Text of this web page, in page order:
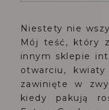
Niestety nie
Mój teść, który
innym sklepie
otwarciu, kwiaty
zawinięte w
kiedy pakują